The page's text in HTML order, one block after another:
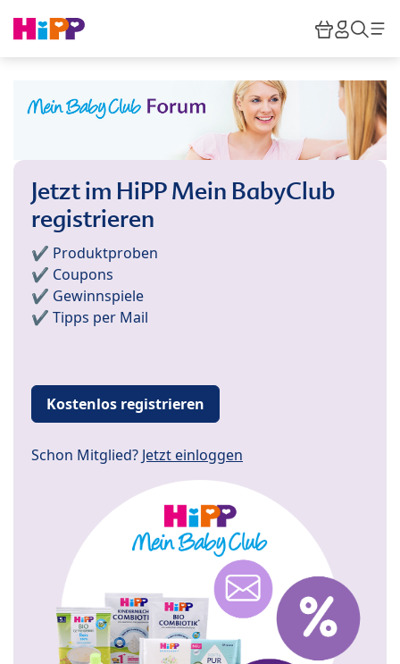
HiPP
Jetzt im HiPP Mein BabyClub
registrieren
✔️ Produktproben
✔️ Coupons
✔️ Gewinnspiele
✔️ Tipps per Mail
Kostenlos registrieren
Schon Mitglied? Jetzt einloggen